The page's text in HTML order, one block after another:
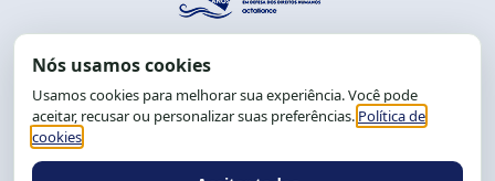
End.: R. da Graça, 150. Graça
CEP: 40.150-055
Salvador-BA, Brasil.
Tel.: (71) 2104-5457, Cel.: (71) 9 9239-2104 ou 2105
Expediente: 8h às 12h e 13 às 17h.